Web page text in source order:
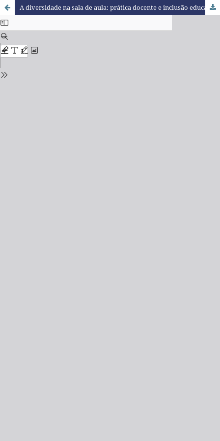
A diversidade na sala de aula: prática docente e inclusão educacional